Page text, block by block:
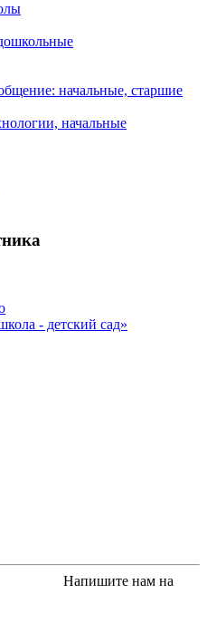
начальные, старшие
начальные
- детский сад»
Напишите нам на